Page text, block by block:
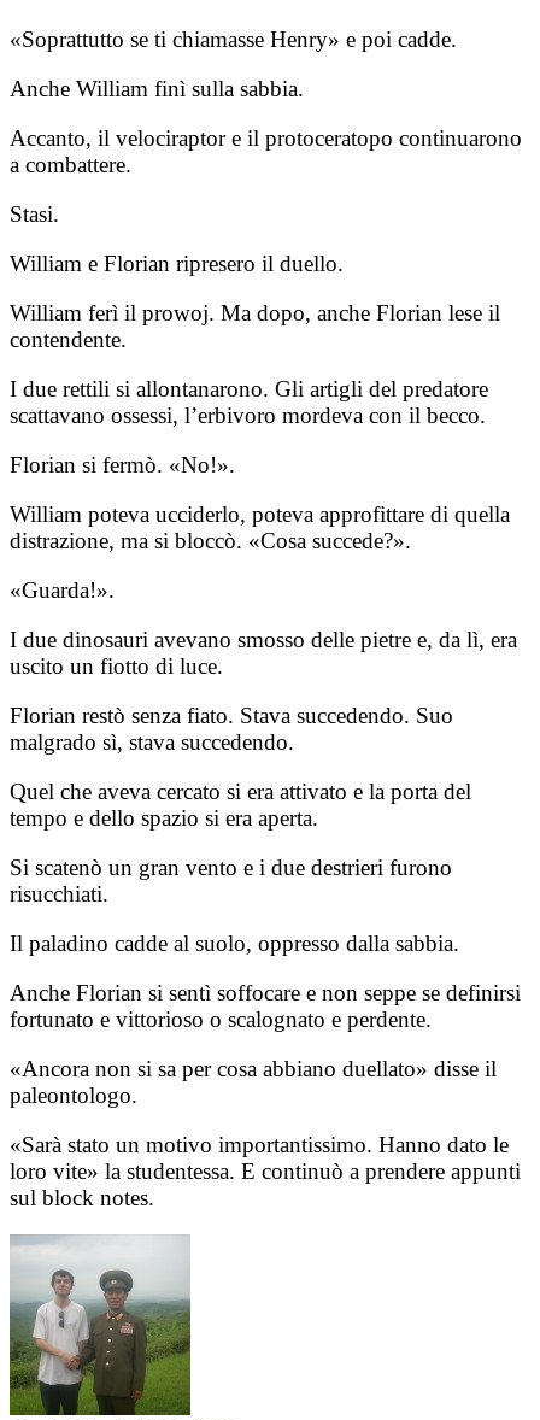
«Soprattutto se ti chiamasse Henry» e poi cadde.
Anche William finì sulla sabbia.
Accanto, il velociraptor e il protoceratopo continuarono
a combattere.
Stasi.
William e Florian ripresero il duello.
William ferì il prowoj. Ma dopo, anche Florian lese il
contendente.
I due rettili si allontanarono. Gli artigli del predatore
scattavano ossessi, l’erbivoro mordeva con il becco.
Florian si fermò. «No!».
William poteva ucciderlo, poteva approfittare di quella
distrazione, ma si bloccò. «Cosa succede?».
«Guarda!».
I due dinosauri avevano smosso delle pietre e, da lì, era
uscito un fiotto di luce.
Florian restò senza fiato. Stava succedendo. Suo
malgrado sì, stava succedendo.
Quel che aveva cercato si era attivato e la porta del
tempo e dello spazio si era aperta.
Si scatenò un gran vento e i due destrieri furono
risucchiati.
Il paladino cadde al suolo, oppresso dalla sabbia.
Anche Florian si sentì soffocare e non seppe se definirsi
fortunato e vittorioso o scalognato e perdente.
«Ancora non si sa per cosa abbiano duellato» disse il
paleontologo.
«Sarà stato un motivo importantissimo. Hanno dato le
loro vite» la studentessa. E continuò a prendere appunti
sul block notes.